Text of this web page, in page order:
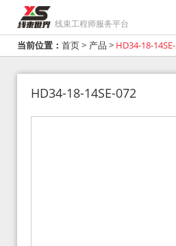
线束工程师服务平台
当前位置： 首页> 产品 > HD34-18-14SE-
HD34-18-14SE-072